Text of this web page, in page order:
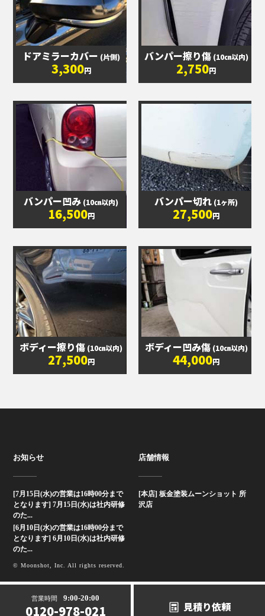
ドアミラーカバー (片側)
3,300円
バンパー擦り傷 (10㎝以内)
2,750円
バンパー凹み (10㎝以内)
16,500円
バンパー切れ (1ヶ所)
27,500円
ボディー擦り傷 (10㎝以内)
27,500円
ボディー凹み傷 (10㎝以内)
44,000円
お知らせ
[7月15日(水)の営業は16時00分まで
となります] 7月15日(水)は社内研修
のた...
[6月10日(水)の営業は16時00分まで
となります] 6月10日(水)は社内研修
のた...
店舗情報
[本店] 板金塗装ムーンショット 所
沢店
© Moonshot, Inc. All rights reserved.
営業時間 9:00-20:00
0120-978-021 見積り依頼